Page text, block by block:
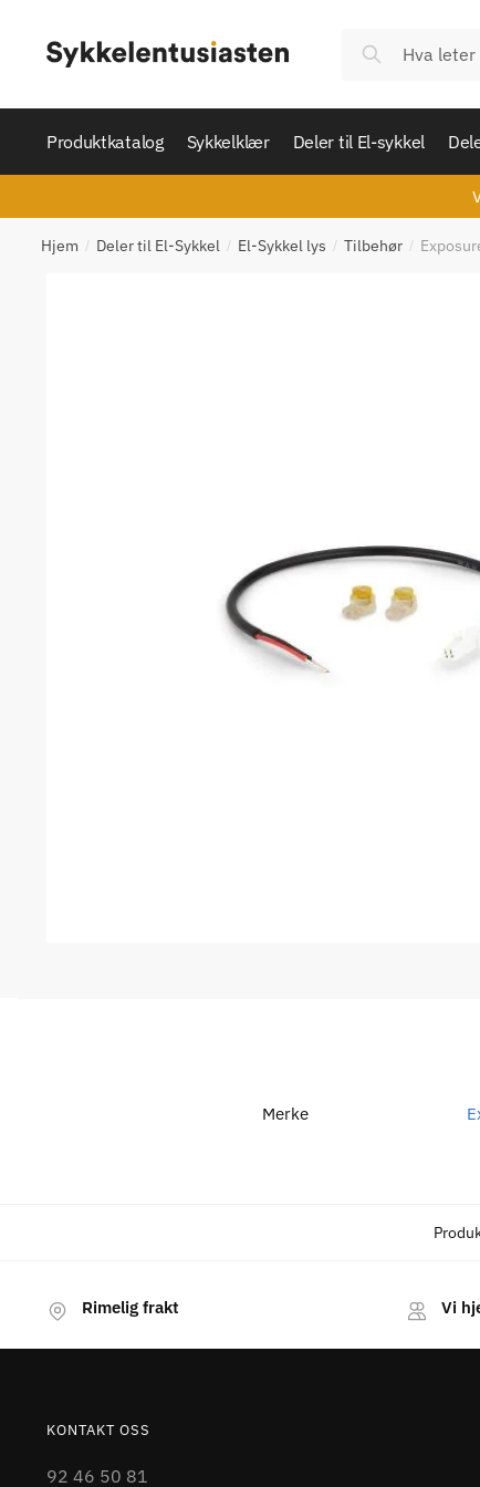
navigation
content
Søk
etter:
Søk
Produktkatalog Sykkelklær Deler til El-sykkel
Hjem / Deler til El-Sykkel / El-Sykkel lys / Tilbehør /
Merke
Rimelig frakt Vi
KONTAKT OSS
92 46 50 81